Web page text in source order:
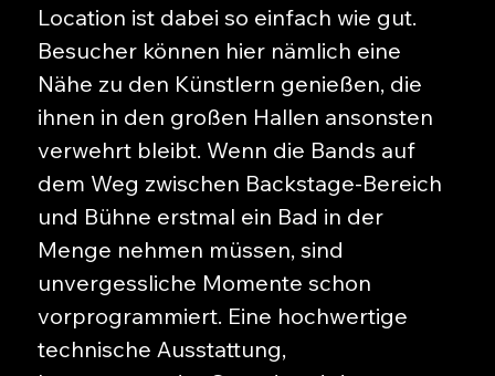
Location ist dabei so einfach wie gut.
Besucher können hier nämlich eine
Nähe zu den Künstlern genießen, die
ihnen in den großen Hallen ansonsten
verwehrt bleibt. Wenn die Bands auf
dem Weg zwischen Backstage-Bereich
und Bühne erstmal ein Bad in der
Menge nehmen müssen, sind
unvergessliche Momente schon
vorprogrammiert. Eine hochwertige
technische Ausstattung,